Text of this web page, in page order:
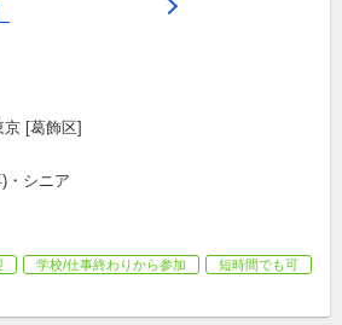
京 [葛飾区]
・シニア
学校/仕事終わりから参加
短時間でも可